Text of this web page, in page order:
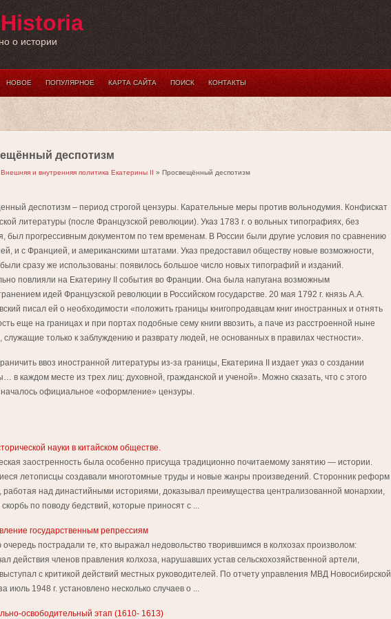
о истории
НОВОЕ ПОПУЛЯРНОЕ КАРТА САЙТА ПОИСК КОНТАКТЫ
деспотизм
Внешняя и внутренняя политика Екатерины II » Просвещённый деспотизм
деспотизм – период строгой цензуры. Карательные меры против вольнодумия. Конфискат
литературы (после Французской революции). Указ 1783 г. о вольных типографиях, без
был прогрессивным документом по тем временам. В России были другие условия по сравнению
и с Францией, и американскими штатами. Указ предоставил обществу новые возможности,
сразу же использованы: появилось большое число новых типографий и изданий.
повлияли на Екатерину II события во Франции. Она была напугана возможным
идей Французской революции в Российском государстве. 20 мая 1792 г. князь А.А.
писал ей о необходимости «положить границы книгопродавцам книг иностранных и отнять
еще на границах и при портах подобные сему книги ввозить, а паче из расстроенной ныне
только к заблуждению и разврату людей, не основанных в правилах честности».
ввоз иностранной литературы из-за границы, Екатерина II издает указ о создании
в каждом месте из трех лиц: духовной, гражданской и ученой». Можно сказать, что с этого
официальное «оформление» цензуры.
науки в китайском обществе.
заостренность была особенно присуща тради­ционно почитаемому занятию — истории.
летопис­цы создавали многотомные труды и новые жанры произведений. Сторонник реформ
над династийными история­ми, доказывал преимущества централизованной монархии,
по поводу бедствий, которые приносят с ...
государственным репрессиям
очередь пострадали те, кто выражал недовольство творившимся в колхозах произволом:
действия членов правления колхоза, нарушавших устав сельскохозяйственной артели,
с критикой действий местных руководителей. По отчету управления МВД Новосибирской
июль 1948 г. установлено несколько случаев о ...
освободительный этап (1610- 1613)